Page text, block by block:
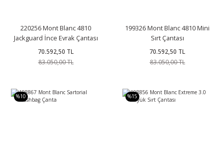
220256 Mont Blanc 4810
Jackguard İnce Evrak Çantası
70.592,50 TL
83.050,00 TL
199326 Mont Blanc 4810 Mini
Sırt Çantası
70.592,50 TL
83.050,00 TL
%10 %15